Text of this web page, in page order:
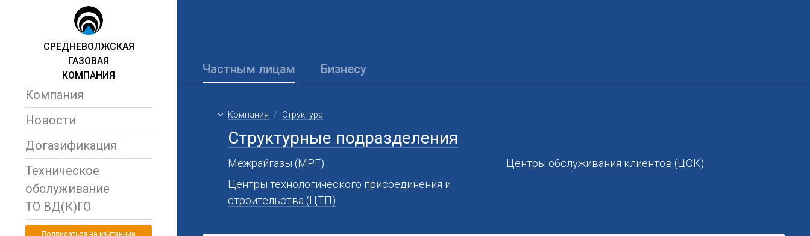
СРЕДНЕВОЛЖСКАЯ
ГАЗОВАЯ
КОМПАНИЯ
Компания
Новости
Догазификация
Техническое
обслуживание
ТО ВД(К)ГО
Подписаться на квитанции
Частным лицам Бизнесу
Компания Структура
Структурные подразделения
Межрайгазы (МРГ)
Центры технологического присоединения и
строительства (ЦТП)
Центры обслуживания клиентов (ЦОК)